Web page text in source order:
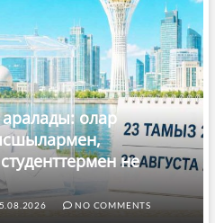
аралады: олар
не
NO COMMENTS